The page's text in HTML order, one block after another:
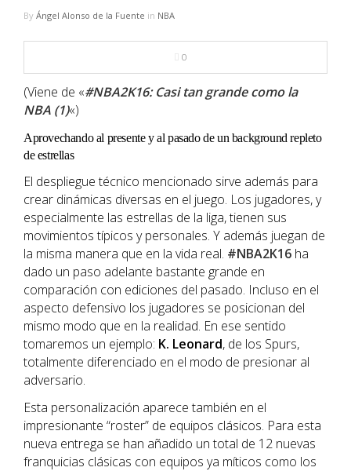
RIO 2016
By Ángel Alonso de la Fuente in NBA
0
(Viene de «#NBA2K16: Casi tan grande como la
NBA (1)«)
Aprovechando al presente y al pasado de un background repleto
de estrellas
El despliegue técnico mencionado sirve además para
crear dinámicas diversas en el juego. Los jugadores, y
especialmente las estrellas de la liga, tienen sus
movimientos típicos y personales. Y además juegan de
la misma manera que en la vida real. #NBA2K16 ha
dado un paso adelante bastante grande en
comparación con ediciones del pasado. Incluso en el
aspecto defensivo los jugadores se posicionan del
mismo modo que en la realidad. En ese sentido
tomaremos un ejemplo: K. Leonard, de los Spurs,
totalmente diferenciado en el modo de presionar al
adversario.
Esta personalización aparece también en el
impresionante “roster” de equipos clásicos. Para esta
nueva entrega se han añadido un total de 12 nuevas
franquicias clásicas con equipos ya míticos como los